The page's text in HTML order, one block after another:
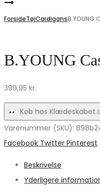
navigation
Støvler
Slangeprint
udsalg!
Elegant
design!
Elegant
Marta
skjorte
6879
Udsalg
ForsideTøjCardigans
B.YOUNG
399,95 kr.
Køb hos
Varenummer (SKU):
Share
Facebook Twitter Pinterest
Beskrivelse
Yderligere